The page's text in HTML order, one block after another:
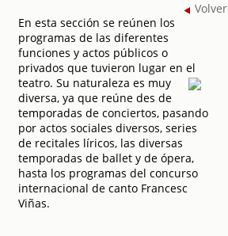
En esta sección se reúnen los
programas de las diferentes
funciones y actos públicos o
privados que tuvieron lugar en el
teatro. Su naturaleza es muy
diversa, ya que reúne des de
temporadas de conciertos, pasando
por actos sociales diversos, series
de recitales líricos, las diversas
temporadas de ballet y de ópera,
hasta los programas del concurso
internacional de canto Francesc
Viñas.
Volver